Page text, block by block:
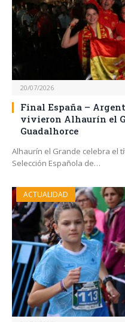
20/07/2026
Final España –
vivieron Alhaurín el
Guadalhorce
Alhaurín el Grande celebra el
Selección Española de…
ACTUALIDAD